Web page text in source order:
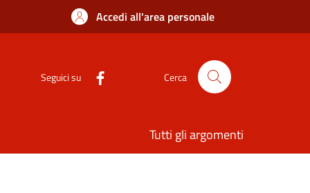
Accedi all'area personale
Seguici su Cerca
Tutti gli argomenti